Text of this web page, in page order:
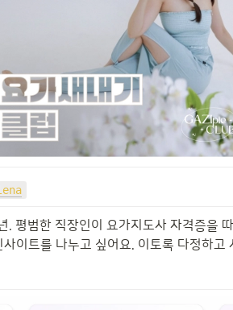
. 평범한 직장인이 요가지도사 자격증을
이트를 나누고 싶어요. 이토록 다정하고